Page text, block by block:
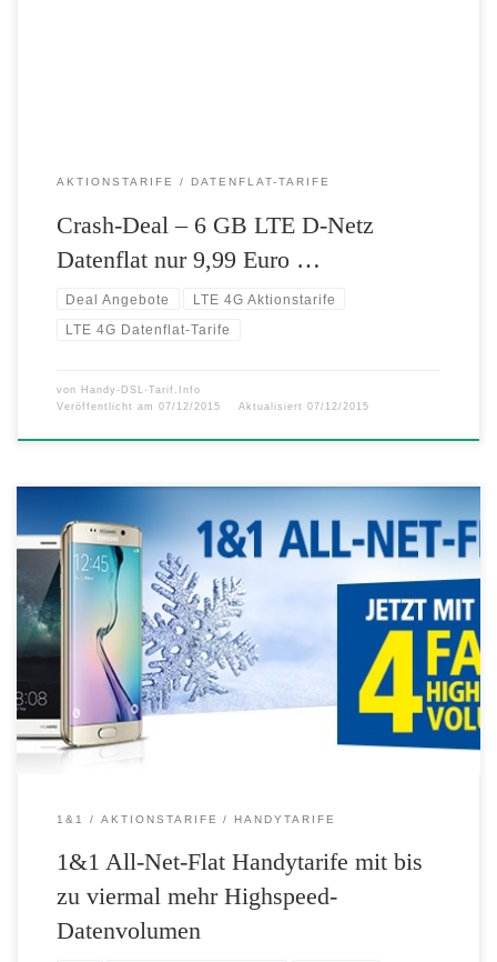
AKTIONSTARIFE DATENFLAT-TARIFE
Crash-Deal – 6 GB LTE D-Netz
Datenflat nur 9,99 Euro …
Deal Angebote LTE 4G Aktionstarife
LTE 4G Datenflat-Tarife
von Handy-DSL-Tarif.Info
Veröffentlicht am 07/12/2015 Aktualisiert 07/12/2015
1&1 stattet seine Mobilfunk-Tarife im Dezember erneut mit mehr
Highspeed-Volumen zum mobilen Surfen aus. Je nach Tarif gibt es im
Aktionszeitraum das bis zu Vierfache des regulären Datenvolumens.
Das Angebot richtet sich an Neukunden oder Kunden, die ihren
bestehenden Vertrag verlängern und einen neuen Aktionstarif
auswählen. Im Tarif „1&1 All-Net-Flat […]
1&1 AKTIONSTARIFE HANDYTARIFE
1&1 All-Net-Flat Handytarife mit bis
zu viermal mehr Highspeed-
Datenvolumen